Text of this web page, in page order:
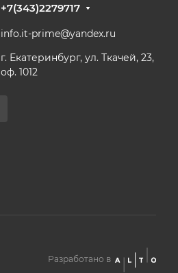
+7(343)2279717
info.it-prime@yandex.ru
г. Екатеринбург, ул. Ткачей, 23,
оф. 1012
Разработано в